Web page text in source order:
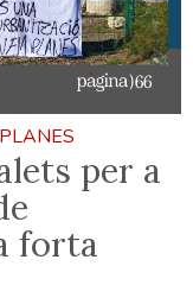
per a
forta